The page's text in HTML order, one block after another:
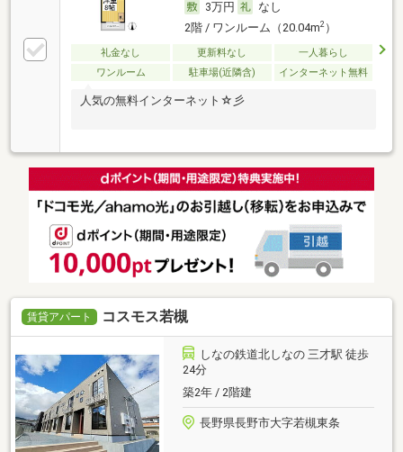
3万円
なし
2階 / ワンルーム（20.04m2）
礼金なし 更新料なし
一人暮らし
ワンルーム
駐車場(近隣含) インターネット無料
人気の無料インターネット☆彡
賃貸アパート コスモス若槻
しなの鉄道北しなの 三才駅 徒歩
24分
築2年 / 2階建
長野県長野市大字若槻東条